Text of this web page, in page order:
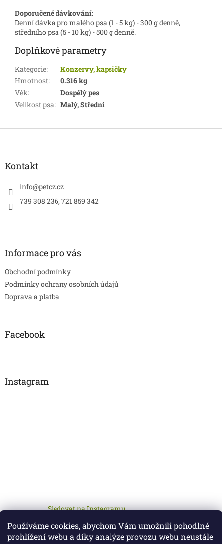
Používáme cookies, abychom Vám umožnili pohodlné
prohlížení webu a díky analýze provozu webu neustále
Doporučené dávkování:
Denní dávka pro malého psa (1 - 5 kg) - 300 g denně,
středního psa (5 - 10 kg) - 500 g denně.
Doplňkové parametry
Kategorie:
Konzervy, kapsičky
Hmotnost:
0.316 kg
Věk:
Dospělý pes
Velikost psa: Malý, Střední
Kontakt
info@petcz.cz
739 308 236, 721 859 342
Informace pro vás
Obchodní podmínky
Podmínky ochrany osobních údajů
Doprava a platba
Facebook
Instagram
Sledovat na Instagramu